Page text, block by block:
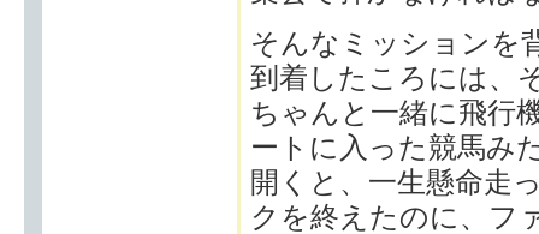
そんなミッションを
到着したころには、
ちゃんと一緒に飛行
ートに入った競馬み
開くと、一生懸命走
クを終えたのに、フ